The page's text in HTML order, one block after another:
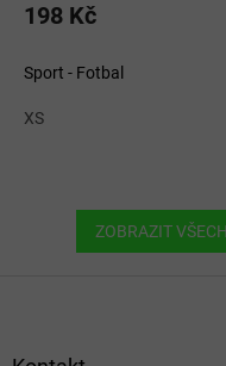
198 Kč
Sport - Fotbal
XS
ZOBRAZIT